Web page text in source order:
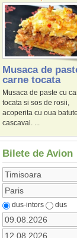
Musaca de
carne tocata
Musaca de paste cu
tocata si sos de rosii,
acoperita cu oua
cascaval. ...
Bilete de Avion
dus-intors dus